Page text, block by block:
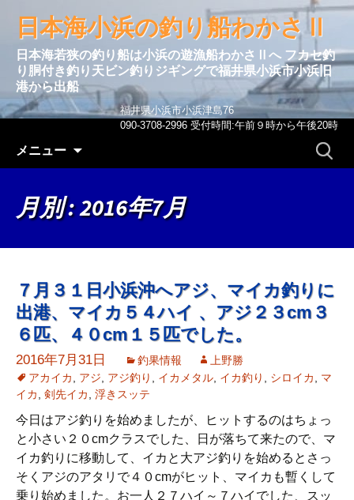
日本海小浜の釣り船わかさⅡ
日本海若狭の釣り船は小浜の遊漁船わかさⅡへ フカセ釣
り胴付き釣り天ビン釣りジギングで福井県小浜市小浜旧
港から出船
福井県小浜市小浜津島76
090-3708-2996 受付時間:午前９時から午後20時
メニュー
検
月別 : 2016年7月
７月３１日小浜沖へアジ、マイカ釣りに
出港、マイカ５４ハイ 、アジ２３cm３
６匹、４０cm１５匹でした。
2016年7月31日 釣果情報
上野勝
アカイカ
アジ アジ釣り イカメタル イカ釣り シロイカ
マ
イカ
剣先イカ 浮きスッテ
今日はアジ釣りを始めましたが、ヒットするのはちょっ
と小さい２０cmクラスでした、日が落ちて来たので、マ
イカ釣りに移動して、イカと大アジ釣りを始めるとさっ
そくアジのアタリで４０cmがヒット、マイカも暫くして
乗り始めました。お一人２７ハイ～７ハイでした、スッ